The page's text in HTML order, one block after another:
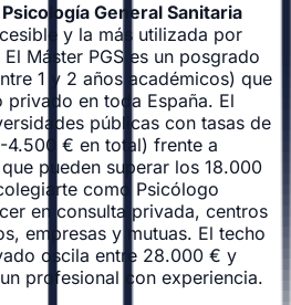
General Sanitaria
y la más utilizada por
Máster PGS es un posgrado
1 y 2 años académicos) que
en toda España. El
públicas con tasas de
€ en total) frente a
pueden superar los 18.000
como Psicólogo
en consulta privada, centros
empresas y mutuas. El techo
oscila entre 28.000 € y
profesional con experiencia.